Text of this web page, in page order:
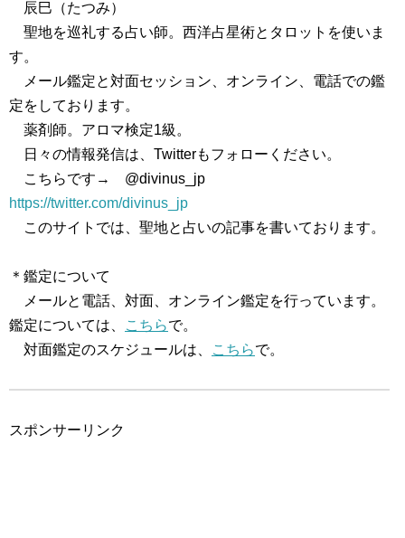
辰巳（たつみ）
聖地を巡礼する占い師。西洋占星術とタロットを使いま
す。
メール鑑定と対面セッション、オンライン、電話での鑑
定をしております。
薬剤師。アロマ検定1級。
日々の情報発信は、Twitterもフォローください。
こちらです→ @divinus_jp
https://twitter.com/divinus_jp
このサイトでは、聖地と占いの記事を書いております。
＊鑑定について
メールと電話、対面、オンライン鑑定を行っています。
鑑定については、
こちらで。
対面鑑定のスケジュールは、
こちらで。
スポンサーリンク